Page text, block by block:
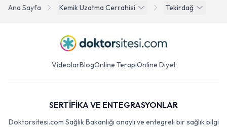
Ana Sayfa Kemik Uzatma Cerrahisi Tekirdağ
VideolarBlogOnline TerapiOnline Diyet
SERTİFİKA VE ENTEGRASYONLAR
Doktorsitesi.com Sağlık Bakanlığı onaylı ve entegreli bir sağlık bilgi